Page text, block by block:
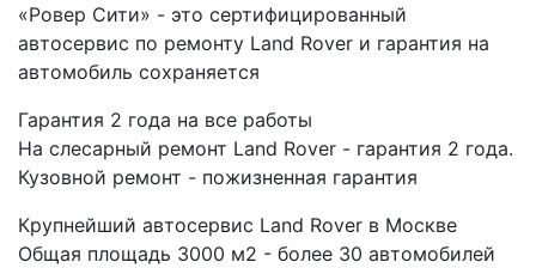
«Ровер Сити» - это сертифицированный
автосервис по ремонту Land Rover и гарантия на
автомобиль сохраняется
Гарантия 2 года на все работы
На слесарный ремонт Land Rover - гарантия 2 года.
Кузовной ремонт - пожизненная гарантия
Крупнейший автосервис Land Rover в Москве
Общая площадь 3000 м2 - более 30 автомобилей